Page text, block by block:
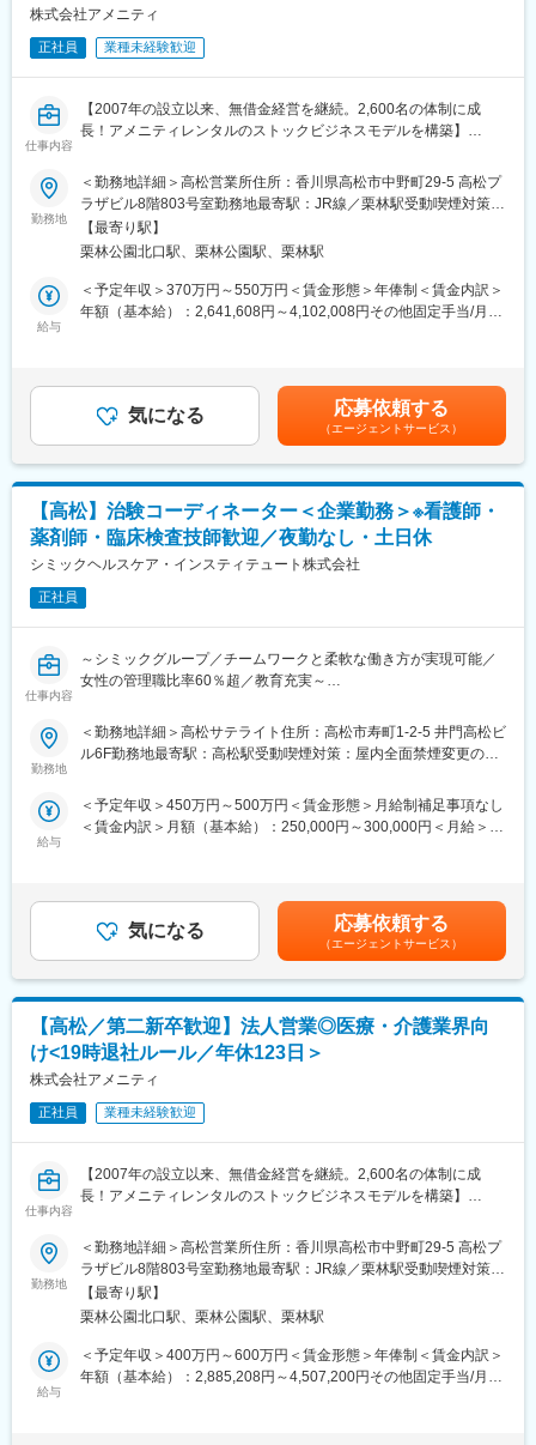
エリアを管理する責任者などのポストがある為、早期のキャリア
アップが見込めます。 ※実際に入社4年前後で所長になった中途入
社の方もいらっしゃいます。
■会社情報：
当社は入院中に必要となるアメニティ(パジャマ・タオル・日用
品）をレンタルするアメニティサポートシステムを提供している
レンタルだけでなく、病院・介護施設内での申込の受付業務から
ご利用者への提供・回収・請求まで全て弊社で受け持っておりま
す。そのため医療・介護施設の業務負担の軽減もでき多くのメリ
ットがあります。拠点は北海道から九州まで展開し、毎年増収・
変更の範囲：会社の定める業務
株式会社アメニティ
正社員 業種未経験歓迎
仕事内容
【2007年の設立以来、無借金経営を継続。2,600名の体制に成
長！アメニティレンタルのストックビジネスモデルを構築】
を図るため、このたび新たな仲間をお迎えすることとなりまし
た。
■業務詳細：
病院や介護施設に向けて、入院・入所時に必要な衣類やタオル、
日用品などをレンタルできる「アメニティサポートシステム」を
提案する営業です。ニーズに応じて、人材派遣・紹介サービスや
献性も高く、今後の高齢化社会において成長が見込める成長産業
です。 また、病院や介護施設の業務軽減に貢献する事で、患者
様、利用者様へのサービス向上に直結する為、大変やりがいのあ
■キャリアアップについて：
本人の頑張りを昇給、昇格にて評価される制度が御座います。ま
た、事業拡大に伴い、新規の営業所も出店しており、営業所長や
エリアを管理する責任者などのポストがある為、早期のキャリア
アップが見込めます。 ※実際に入社4年前後で所長になった中途入
社の方もいらっしゃいます。
当社は入院中に必要となるアメニティ(パジャマ・タオル・日用
品）をレンタルするアメニティサポートシステムを提供している
レンタルだけでなく、病院・介護施設内での申込の受付業務から
ご利用者への提供・回収・請求まで全て弊社で受け持っておりま
ットがあります。拠点は北海道から九州まで展開し、毎年増収・
増益と確実に業績伸長しています。
勤務地
＜勤務地詳細＞高松営業所住所：香川県高松市中野町29-5 高松プ
ラザビル8階803号室勤務地最寄駅：JR線／栗林駅受動喫煙対策：
屋内全面禁煙変更の範囲：本文参照
【最寄り駅】
栗林公園北口駅、栗林公園駅、栗林駅
給与
＜予定年収＞370万円～550万円＜賃金形態＞年俸制＜賃金内訳＞
年額（基本給）：2,641,608円～4,102,008円その他固定手当/月：
無＞有＜残業手当＞有＜給与補足＞※経験・能力・前職の給与など
を考慮するため上下する可能性があります・評価：年2回（4月・
10月/売上実績だけでなく取り組み姿勢や提案プロセスなどの定性
評価も重視）・年収例：370-480万円(主任/入社2-3年)⇒420-550
万円(係長/入社3-5年)賃金はあくまでも目安の金額であり、選考を
通じて上下する可能性があります。月給(月額)は固定手当を含めた
表記です。
気になる 応募依頼する
（エージェントサービス）
【高松】治験コーディネーター＜企業勤務＞※看護師・
薬剤師・臨床検査技師歓迎／夜勤なし・土日休
シミックヘルスケア・インスティテュート株式会社
正社員
仕事内容
～シミックグループ／チームワークと柔軟な働き方が実現可能／
女性の管理職比率60％超／教育充実～
や私たちのQOLを向上させるべく新しい治療法を開発する必要が
あります。今回は治験を実施する際の被験者および医療機関のサ
・治験被験者である患者さんへの内容説明補助、ケア／相談
・治験担当医師の補助
■やりがい：CRCは疾病を抱えた患者さんやそれを治療しようと
奮闘する医師やスタッフなど携わる相手が多いです。現在治療法
がなく苦しんでいる患者さんに対して薬を届けられ、最前線で治
療にあたる医師やスタッフのサポートを行え、無事に治験が終了
すれば喜びはひとしおです。
■同社の教育体制：同社は同業他社からだけはでなく、看護師など
未経験で転職してくる方も多く、教育体制を充実させています。
入社は原則偶数月と決まっており、同期入社者とともに2週間弱本
社にて集合研修を行います。会社のことや業務を遂行する上で必
要な法令から実務まで座学やロープレを交えながら学んでいきま
確認テストやチェックシートを用いながら習熟度を測り、1年程度
で一人で担当を持てるようになります。その後も定期的に中途入
■同社の魅力：
・チームワーク：通常は1人で業務にあたることが多いですが、困
ったときや先輩や上司がサポートしてくれるため安心して進めら
れます。また、家族の急な体調不良や突発休の場合にも周囲が代
理対応をしてくれる風土があり、チームワークが強みです。
・働きやすい環境：2019年度の月間の平均残業は12.1時間。管理
職における女性比率は63.6%、日経ウーマンの女性が活躍する会
勤務地
＜勤務地詳細＞高松サテライト住所：高松市寿町1-2-5 井門高松ビ
ル6F勤務地最寄駅：高松駅受動喫煙対策：屋内全面禁煙変更の範
給与
＜予定年収＞450万円～500万円＜賃金形態＞月給制補足事項なし
＜賃金内訳＞月額（基本給）：250,000円～300,000円＜月給＞
気になる 応募依頼する
（エージェントサービス）
【高松／第二新卒歓迎】法人営業◎医療・介護業界向
け<19時退社ルール／年休123日＞
株式会社アメニティ
正社員 業種未経験歓迎
仕事内容
【2007年の設立以来、無借金経営を継続。2,600名の体制に成
長！アメニティレンタルのストックビジネスモデルを構築】
を図るため、このたび新たな仲間をお迎えすることとなりまし
た。
■業務詳細：
病院や介護施設に向けて、入院・入所時に必要な衣類やタオル、
日用品などをレンタルできる「アメニティサポートシステム」を
提案する営業です。ニーズに応じて、人材派遣・紹介サービスや
勤務地
＜勤務地詳細＞高松営業所住所：香川県高松市中野町29-5 高松プ
ラザビル8階803号室勤務地最寄駅：JR線／栗林駅受動喫煙対策：
屋内全面禁煙変更の範囲：会社の定める事業所
【最寄り駅】
栗林公園北口駅、栗林公園駅、栗林駅
給与
＜予定年収＞400万円～600万円＜賃金形態＞年俸制＜賃金内訳＞
年額（基本給）：2,885,208円～4,507,200円その他固定手当/月：